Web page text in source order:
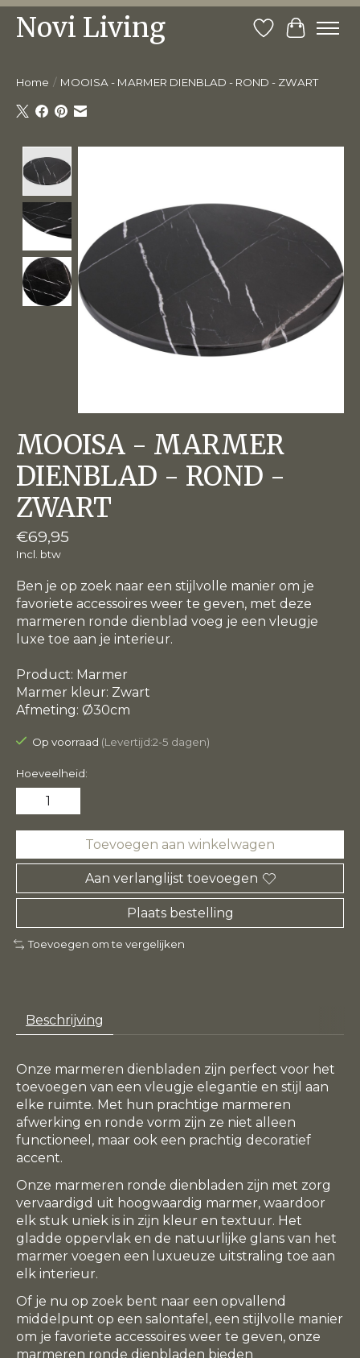
Novi Living Verlanglijst
Home / MOOISA - MARMER DIENBLAD - ROND - ZWART
MOOISA - MARMER
DIENBLAD - ROND -
ZWART
€69,95
Incl. btw
Ben je op zoek naar een stijlvolle manier om je
favoriete accessoires weer te geven, met deze
marmeren ronde dienblad voeg je een vleugje
luxe toe aan je interieur.
Product: Marmer
Marmer kleur: Zwart
Afmeting: Ø30cm
Op voorraad (Levertijd:2-5 dagen)
Hoeveelheid:
Toevoegen aan winkelwagen
Aan verlanglijst toevoegen
Plaats bestelling
Toevoegen om te vergelijken
Beschrijving
Onze marmeren dienbladen zijn perfect voor het
toevoegen van een vleugje elegantie en stijl aan
elke ruimte. Met hun prachtige marmeren
afwerking en ronde vorm zijn ze niet alleen
functioneel, maar ook een prachtig decoratief
accent.
Onze marmeren ronde dienbladen zijn met zorg
vervaardigd uit hoogwaardig marmer, waardoor
elk stuk uniek is in zijn kleur en textuur. Het
gladde oppervlak en de natuurlijke glans van het
marmer voegen een luxueuze uitstraling toe aan
elk interieur.
Of je nu op zoek bent naar een opvallend
middelpunt op een salontafel, een stijlvolle manier
om je favoriete accessoires weer te geven, onze
marmeren ronde dienbladen bieden